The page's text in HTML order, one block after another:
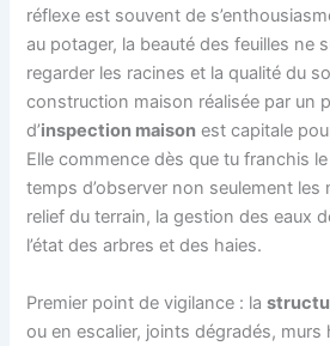
réflexe est souvent de
au potager, la beauté des feuilles ne
regarder les racines et la qualité du
construction maison réalisée par un
d’inspection maison est capitale
Elle commence dès que tu franchis
temps d’observer non seulement les
relief du terrain, la gestion des eaux
l’état des arbres et des haies.
Premier point de vigilance : la
ou en escalier, joints dégradés, murs